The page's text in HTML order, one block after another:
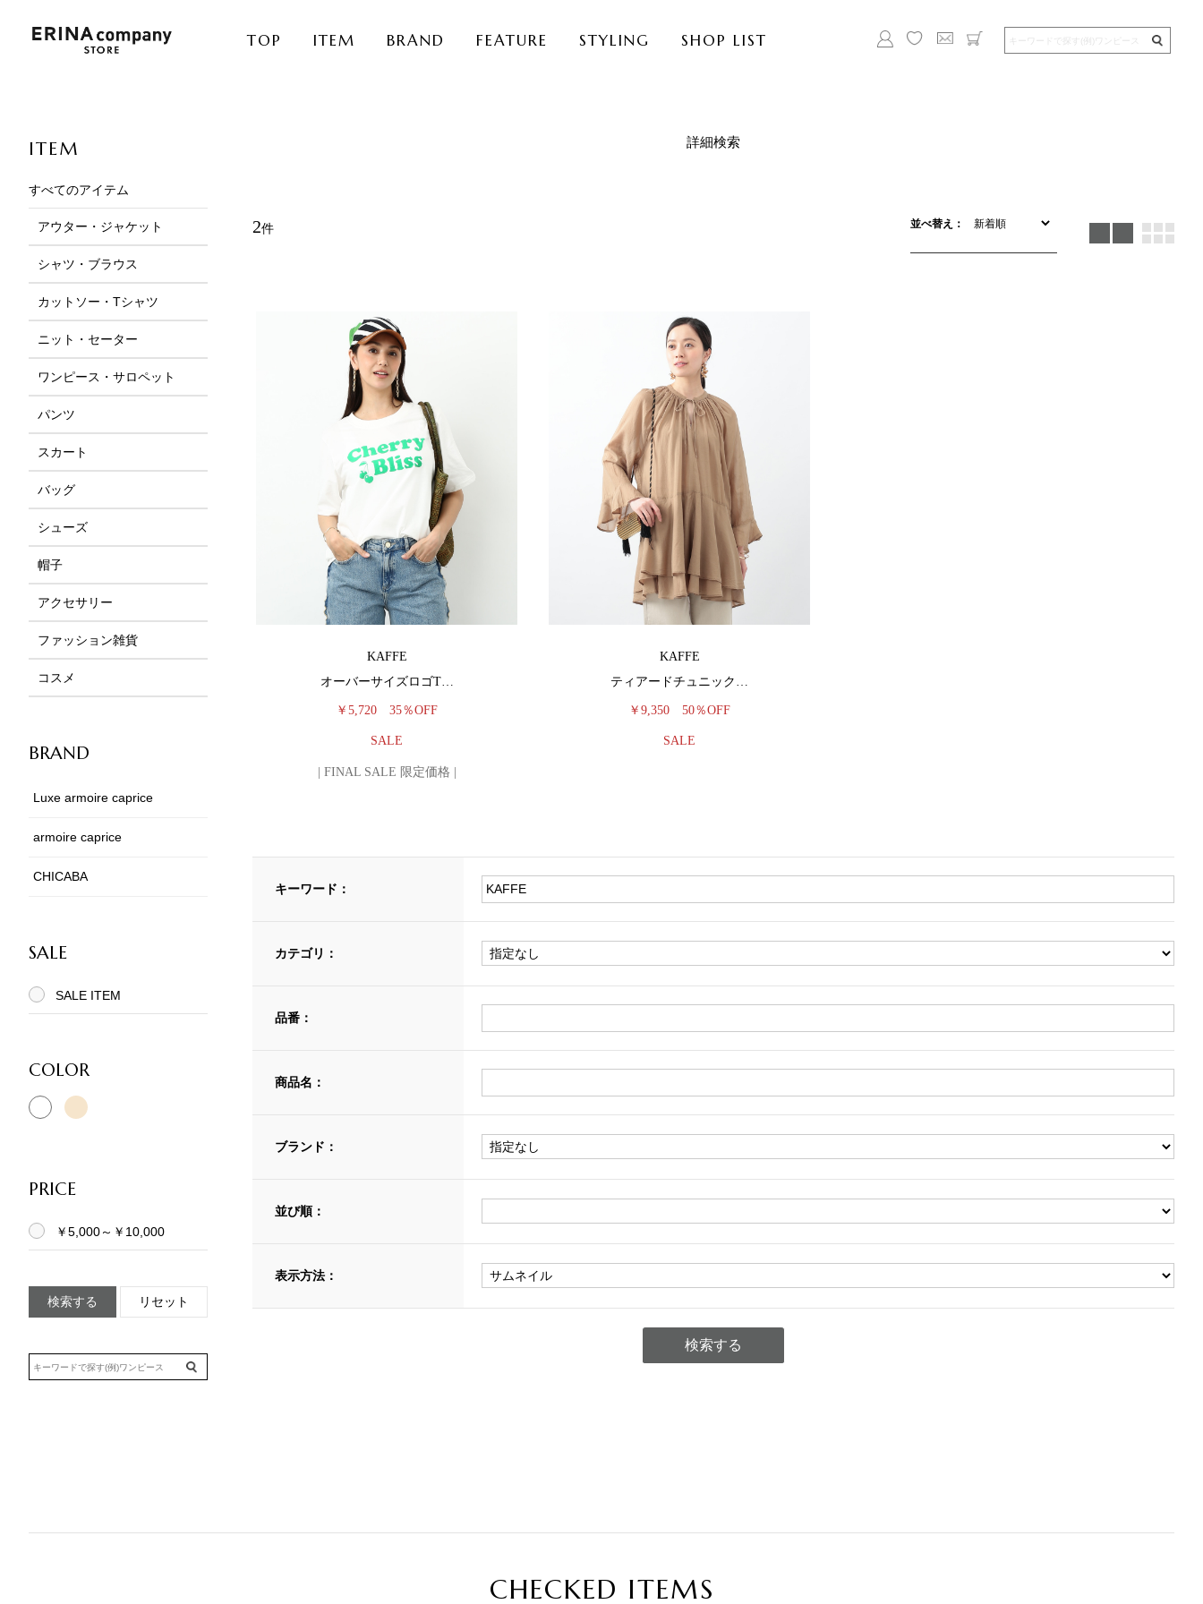
TOP ITEM BRAND FEATURE STYLING SHOP LIST
ITEM
すべてのアイテム
アウター・ジャケット
シャツ・ブラウス
カットソー・Tシャツ
ニット・セーター
ワンピース・サロペット
パンツ
スカート
バッグ
シューズ
帽子
アクセサリー
ファッション雑貨
コスメ
BRAND
Luxe armoire caprice
armoire caprice
CHICABA
SALE
SALE ITEM
COLOR
PRICE
￥5,000～￥10,000
検索する リセット
詳細検索
2件
サムネイルピックアップ
並べ替え：
KAFFE
オーバーサイズロゴT…
￥5,720 35％OFF
SALE
| FINAL SALE 限定価格 |
KAFFE
ティアードチュニック…
￥9,350 50％OFF
SALE
キーワード：
カテゴリ：
品番：
商品名：
ブランド：
並び順：
表示方法：
CHECKED ITEMS